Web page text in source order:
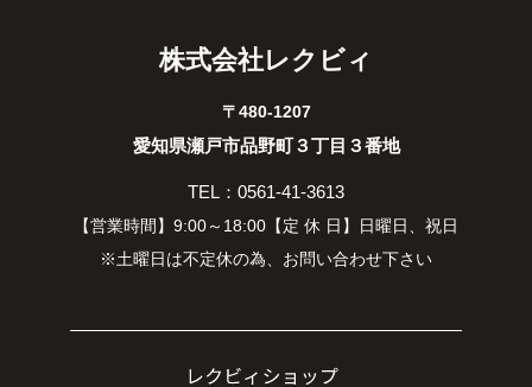
株式会社レクビィ
〒480-1207
愛知県瀬戸市品野町３丁目３番地
TEL：0561-41-3613
【営業時間】9:00～18:00【定 休 日】日曜日、祝日
※土曜日は不定休の為、お問い合わせ下さい